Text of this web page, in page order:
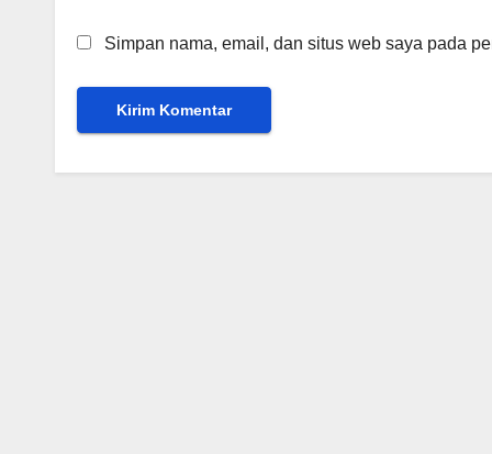
Simpan nama, email, dan situs web saya pada